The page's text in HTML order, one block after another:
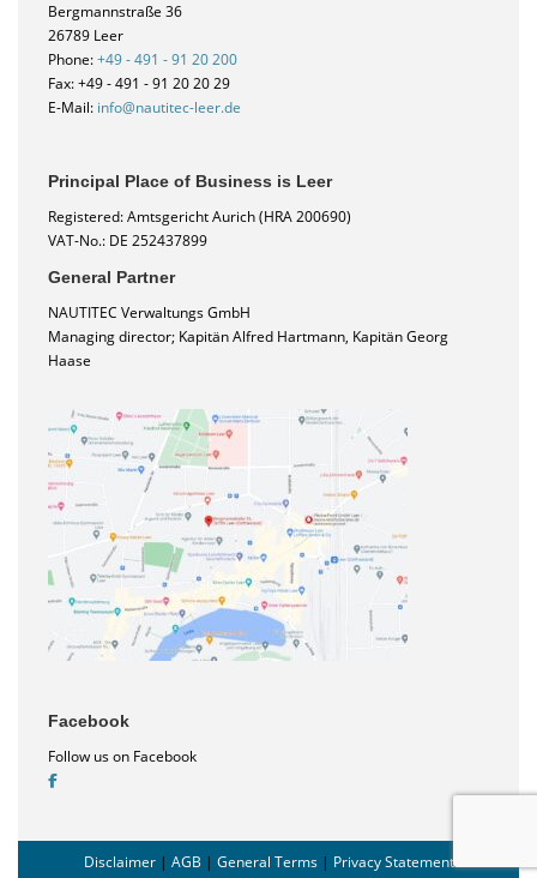
Bergmannstraße 36
26789 Leer
Phone:+49 - 491 - 91 20 200
Fax: +49 - 491 - 91 20 20 29
E-Mail: info@nautitec-leer.de
Principal Place of Business is Leer
Registered: Amtsgericht Aurich (HRA 200690)
VAT-No.: DE 252437899
General Partner
NAUTITEC Verwaltungs GmbH
Managing director; Kapitän Alfred Hartmann, Kapitän Georg
Haase
Facebook
Follow us on Facebook
Disclaimer| AGB | General Terms| Privacy Statement